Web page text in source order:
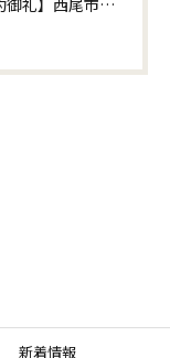
【成約御礼】西尾市富山の土地をご成約いただきました！相続不動産の賢い活用法と建て替えのリアルな事例をご紹介✨
新着情報